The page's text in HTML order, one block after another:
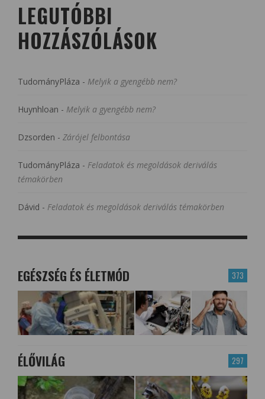
LEGUTÓBBI
HOZZÁSZÓLÁSOK
TudományPláza - Melyik a gyengébb nem?
Huynhloan - Melyik a gyengébb nem?
Dzsorden - Zárójel felbontása
TudományPláza - Feladatok és megoldások deriválás
témakörben
Dávid - Feladatok és megoldások deriválás témakörben
373
EGÉSZSÉG ÉS ÉLETMÓD
297
ÉLŐVILÁG